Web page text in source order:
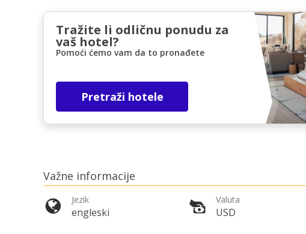
Tražite li odličnu ponudu za
vaš hotel?
Pomoći ćemo vam da to pronađete
Pretraži hotele
Važne informacije
Jezik
engleski
Valuta
USD